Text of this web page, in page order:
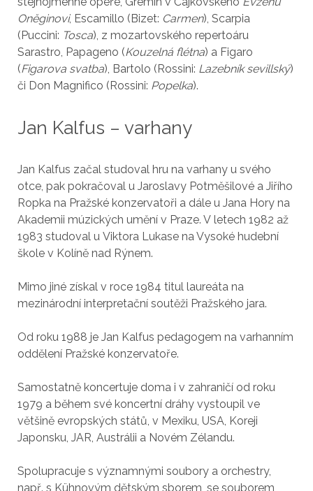
Oněginovi, Escamillo (Bizet: Carmen), Scarpia
(Puccini: Tosca), z mozartovského repertoáru
Sarastro, Papageno (Kouzelná flétna) a Figaro
(Figarova svatba), Bartolo (Rossini: Lazebník sevillský)
či Don Magnifico (Rossini: Popelka).
Jan Kalfus – varhany
Jan Kalfus začal studoval hru na varhany u svého
otce, pak pokračoval u Jaroslavy Potměšilové a Jiřího
Ropka na Pražské konzervatoři a dále u Jana Hory na
Akademii múzických umění v Praze. V letech 1982 až
1983 studoval u Viktora Lukase na Vysoké hudební
škole v Kolíně nad Rýnem.
Mimo jiné získal v roce 1984 titul laureáta na
mezinárodní interpretační soutěži Pražského jara.
Od roku 1988 je Jan Kalfus pedagogem na varhanním
oddělení Pražské konzervatoře.
Samostatně koncertuje doma i v zahraničí od roku
1979 a během své koncertní dráhy vystoupil ve
většině evropských států, v Mexiku, USA, Koreji
Japonsku, JAR, Austrálii a Novém Zélandu.
Spolupracuje s významnými soubory a orchestry,
např. s Kühnovým dětským sborem, se souborem